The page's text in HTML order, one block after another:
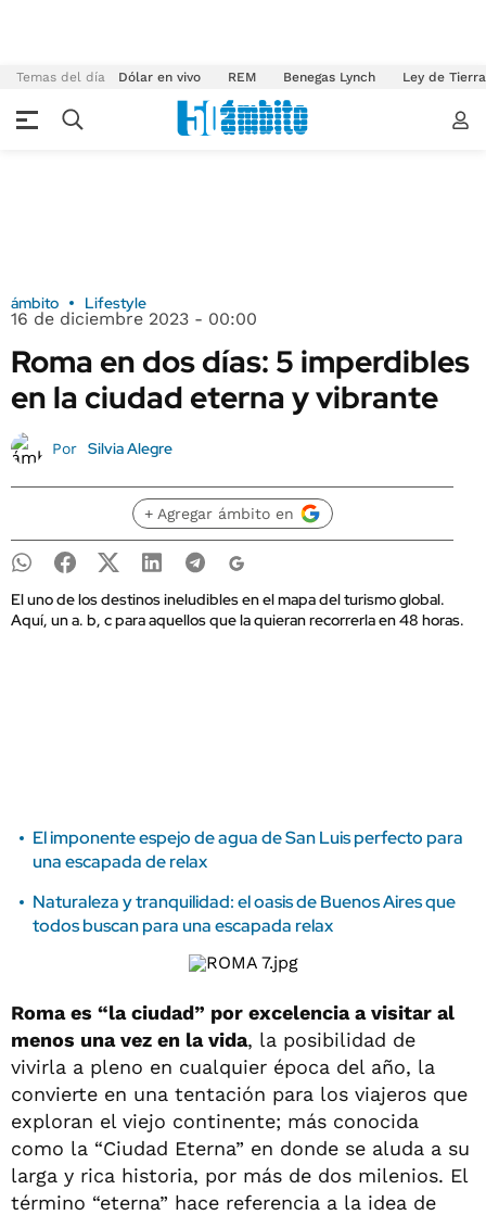
Temas del día Dólar en vivo REM Benegas Lynch Ley de
ámbito Lifestyle
16 de diciembre 2023 - 00:00
Roma en dos días: 5 imperdibles
en la ciudad eterna y vibrante
Por Silvia Alegre
+ Agregar ámbito en
El uno de los destinos ineludibles en el mapa del turismo global.
Aquí, un a. b, c para aquellos que la quieran recorrerla en 48 horas.
El imponente espejo de agua de San Luis perfecto para
una escapada de relax
Naturaleza y tranquilidad: el oasis de Buenos Aires que
todos buscan para una escapada relax
Roma es “la ciudad” por excelencia a visitar al
menos una vez en la vida, la posibilidad de
vivirla a pleno en cualquier época del año, la
convierte en una tentación para los viajeros que
exploran el viejo continente; más conocida
como la “Ciudad Eterna” en donde se aluda a su
larga y rica historia, por más de dos milenios. El
término “eterna” hace referencia a la idea de